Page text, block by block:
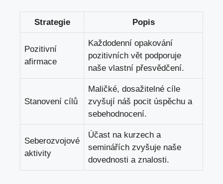
Strategie Popis
Pozitivní
afirmace
Každodenní opakování
pozitivních vět podporuje
naše vlastní přesvědčení.
Stanovení cílů
Maličké, dosažitelné cíle
zvyšují náš pocit úspěchu a
sebehodnocení.
Seberozvojové
aktivity
Účast na kurzech a
seminářích zvyšuje naše
dovednosti a znalosti.